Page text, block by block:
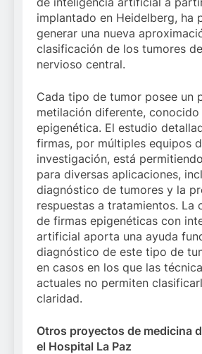
implantado en Heidelberg, ha
generar una nueva
clasificación de los tumores
nervioso central.
Cada tipo de tumor posee un
metilación diferente,
epigenética. El estudio
firmas, por múltiples equipos
investigación, está
para diversas aplicaciones,
diagnóstico de tumores y la
respuestas a tratamientos. La
de firmas epigenéticas con
artificial aporta una ayuda
diagnóstico de este tipo de
en casos en los que las
actuales no permiten
claridad.
Otros proyectos de medicina
el Hospital La Paz